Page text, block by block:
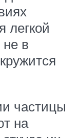
легкой
не в
частицы
на